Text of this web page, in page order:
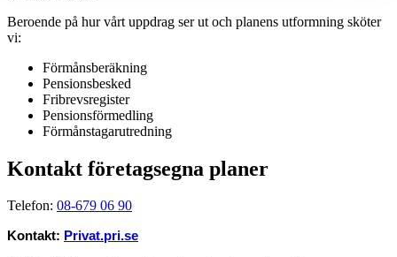
Beroende på hur vårt uppdrag ser ut och planens utformning sköter
vi:
Förmånsberäkning
Pensionsbesked
Fribrevsregister
Pensionsförmedling
Förmånstagarutredning
Kontakt företagsegna planer
Telefon: 08-679 06 90
Kontakt: Privat.pri.se